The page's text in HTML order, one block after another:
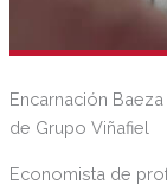
Encarnación
de Grupo Viñafiel
Economista de